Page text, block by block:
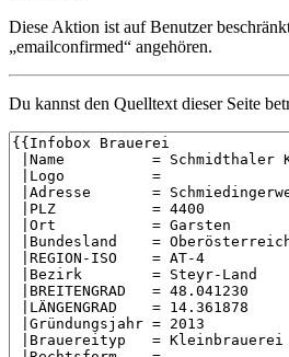
Diese Aktion ist auf Benutzer
„emailconfirmed“ angehören.
Du kannst den Quelltext dieser Seite